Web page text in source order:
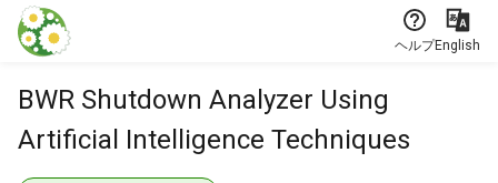
本文に飛ぶ
ヘルプEnglish
BWR Shutdown Analyzer Using
Artificial Intelligence Techniques